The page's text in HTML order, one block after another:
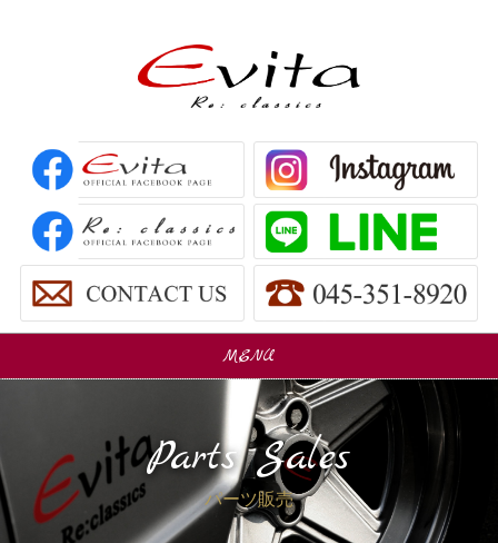
MENU
Parts Sales
パーツ販売
Trade In
買取査定
Parts Sales
パーツ販売